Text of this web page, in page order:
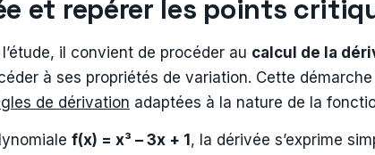
et repérer les points
il convient de procéder au calcul de la
à ses propriétés de variation. Cette
de dérivation adaptées à la nature de la
f(x) = x³ – 3x + 1 , la dérivée s’exprime